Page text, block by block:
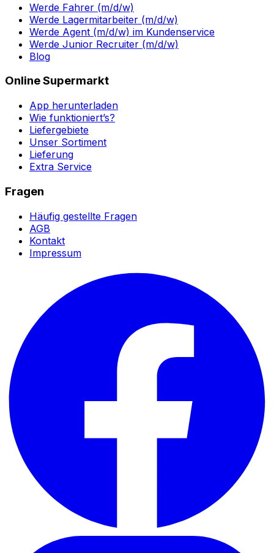
Werde Fahrer (m/d/w)
Werde Lagermitarbeiter (m/d/w)
Werde Agent (m/d/w) im Kundenservice
Werde Junior Recruiter (m/d/w)
Blog
Online Supermarkt
App herunterladen
Wie funktioniert’s?
Liefergebiete
Unser Sortiment
Lieferung
Extra Service
Fragen
Häufig gestellte Fragen
AGB
Kontakt
Impressum